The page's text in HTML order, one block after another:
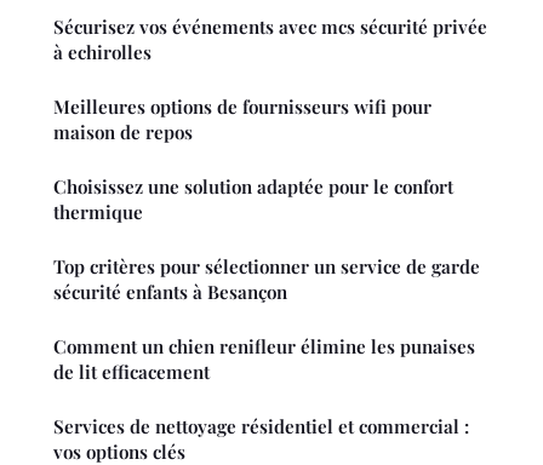
Sécurisez vos événements avec mcs sécurité privée
à echirolles
Meilleures options de fournisseurs wifi pour
maison de repos
Choisissez une solution adaptée pour le confort
thermique
Top critères pour sélectionner un service de garde
sécurité enfants à Besançon
Comment un chien renifleur élimine les punaises
de lit efficacement
Services de nettoyage résidentiel et commercial :
vos options clés